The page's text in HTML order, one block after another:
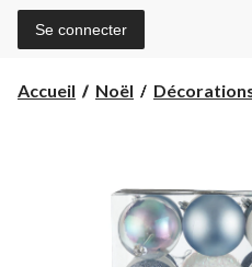
Se connecter
Accueil Noël